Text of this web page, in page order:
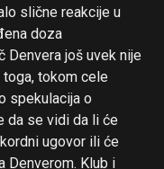
slične reakcije u
doza
Denvera još uvek nije
toga, tokom cele
spekulacija o
da se vidi da li će
ugovor ili će
Denverom. Klub i